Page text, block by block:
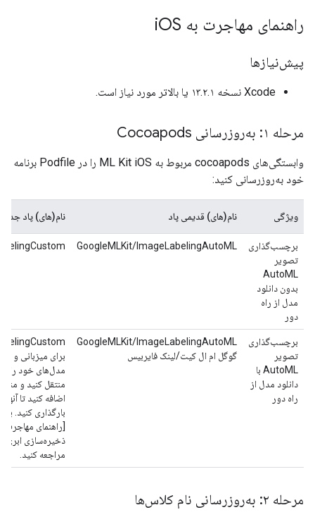
راهنمای مهاجرت به i OS
پیش‌نیازها
Xcode نسخه ۱۳.۲.۱ یا بالاتر مورد نیاز است.
مرحله ۱: به‌روزرسانی Cocoapods
وابستگی‌های cocoapods مربوط به ML Kit iOS را در Podfile برنامه
خود به‌روزرسانی کنید:
ویژگی نام(های) قدیمی پاد نام(های) پاد جدید
برچسب‌گذاری
تصویر
AutoML
بدون دانلود
مدل از راه
دور
GoogleMLKit/ImageLabelingAutoML
برچسب‌گذاری
تصویر
AutoML با
دانلود مدل از
راه دور
GoogleMLKit/ImageLabelingAutoML
گوگل ام ال کیت/لینک فایربیس
برای میزبانی و
مدل‌های خود را
منتقل کنید و
اضافه کنید تا
بارگذاری کنید.
مراجعه کنید.
مرحله ۲: به‌روزرسانی نام کلاس‌ها